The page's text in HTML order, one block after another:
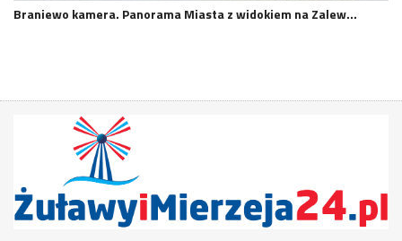
Braniewo kamera. Panorama Miasta z widokiem na Zalew…